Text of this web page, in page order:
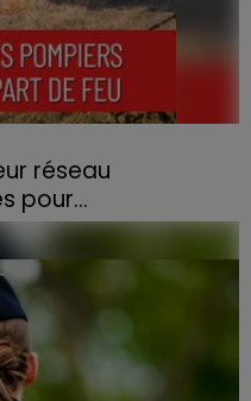
réseau
pour...
de départs de feu,
Vosges a lancé un appel
venir en aide...